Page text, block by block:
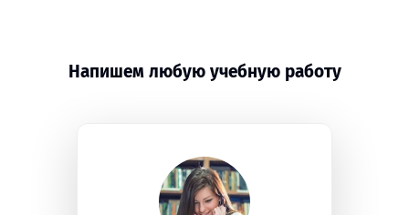
Напишем любую учебную работу